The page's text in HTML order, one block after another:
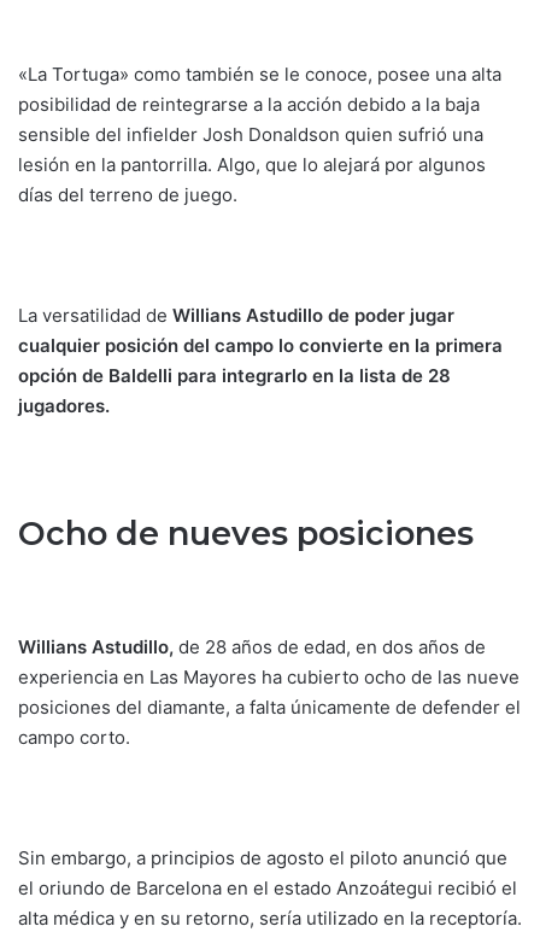
«La Tortuga» como también se le conoce, posee una alta
posibilidad de reintegrarse a la acción debido a la baja
sensible del infielder Josh Donaldson quien sufrió una
lesión en la pantorrilla. Algo, que lo alejará por algunos
días del terreno de juego.
La versatilidad de Willians Astudillo de poder jugar
cualquier posición del campo lo convierte en la primera
opción de Baldelli para integrarlo en la lista de 28
jugadores.
Ocho de nueves posiciones
Willians Astudillo, de 28 años de edad, en dos años de
experiencia en Las Mayores ha cubierto ocho de las nueve
posiciones del diamante, a falta únicamente de defender el
campo corto.
Sin embargo, a principios de agosto el piloto anunció que
el oriundo de Barcelona en el estado Anzoátegui recibió el
alta médica y en su retorno, sería utilizado en la receptoría.